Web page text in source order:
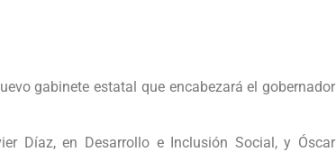
gabinete estatal que encabezará el gobernador
Díaz, en Desarrollo e Inclusión Social, y Óscar